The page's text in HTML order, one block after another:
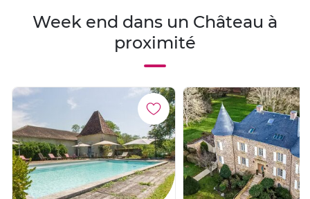
Week end dans un Château à
proximité